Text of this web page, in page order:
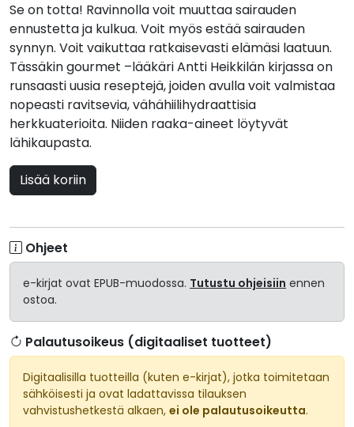
Se on totta! Ravinnolla voit muuttaa sairauden
ennustetta ja kulkua. Voit myös estää sairauden
synnyn. Voit vaikuttaa ratkaisevasti elämäsi laatuun.
Tässäkin gourmet –lääkäri Antti Heikkilän kirjassa on
runsaasti uusia reseptejä, joiden avulla voit valmistaa
nopeasti ravitsevia, vähähiilihydraattisia
herkkuaterioita. Niiden raaka-aineet löytyvät
lähikaupasta.
Lisää koriin
Ohjeet
e-kirjat ovat EPUB-muodossa. Tutustu ohjeisiin ennen
ostoa.
Palautusoikeus (digitaaliset tuotteet)
Digitaalisilla tuotteilla (kuten e-kirjat), jotka toimitetaan
sähköisesti ja ovat ladattavissa tilauksen
vahvistushetkestä alkaen, ei ole palautusoikeutta.